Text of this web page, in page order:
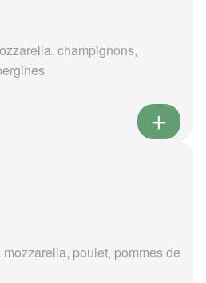
champignons,
poulet, pommes de